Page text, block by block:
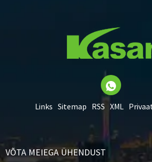
Links Sitemap RSS XML
VÕTA MEIEGA ÜHENDUST